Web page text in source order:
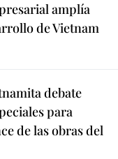
amplía
de Vietnam
debate
para
de las obras del